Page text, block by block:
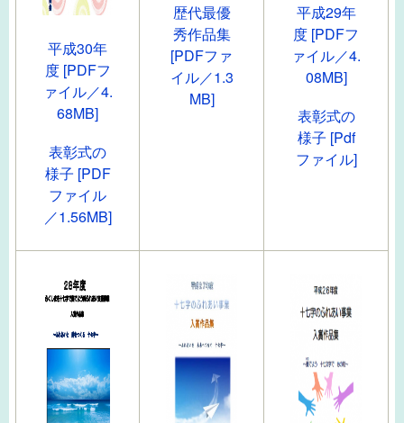
平成30年
度 [PDFフ
ァイル／4.
68MB]
表彰式の
様子 [PDF
ファイル
／1.56MB]
歴代最優
秀作品集
[PDFファ
イル／1.3
MB]
平成29年
度 [PDFフ
ァイル／4.
08MB]
表彰式の
様子 [Pdf
ファイル]